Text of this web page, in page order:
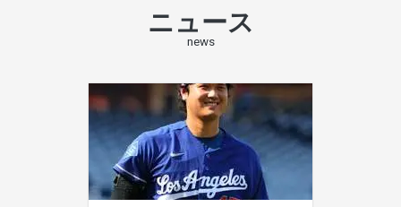
ニュース
news